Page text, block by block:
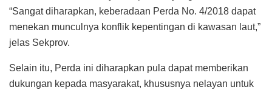
“Sangat diharapkan, keberadaan Perda No. 4/2018 dapat
menekan munculnya konflik kepentingan di kawasan laut,”
jelas Sekprov.
Selain itu, Perda ini diharapkan pula dapat memberikan
dukungan kepada masyarakat, khususnya nelayan untuk